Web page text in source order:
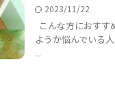
2023/11/22
こんな方におすす
ようか悩んでいる
...